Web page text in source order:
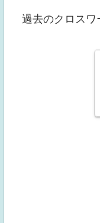
過去のクロス